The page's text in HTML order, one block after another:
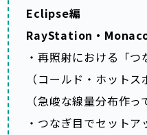
Eclipse編
RayStation・
・再照射における「
（コールド・ホットス
（急峻な線量分布作っ
・つなぎ目でセット